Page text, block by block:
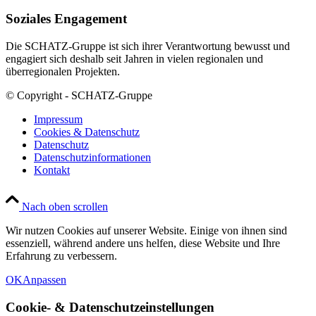
Soziales Engagement
Die SCHATZ-Gruppe ist sich ihrer Verantwortung bewusst und
engagiert sich deshalb seit Jahren in vielen regionalen und
überregionalen Projekten.
© Copyright - SCHATZ-Gruppe
Impressum
Cookies & Datenschutz
Datenschutz
Datenschutzinformationen
Kontakt
Nach oben scrollen
Wir nutzen Cookies auf unserer Website. Einige von ihnen sind
essenziell, während andere uns helfen, diese Website und Ihre
Erfahrung zu verbessern.
OKAnpassen
Cookie- & Datenschutzeinstellungen